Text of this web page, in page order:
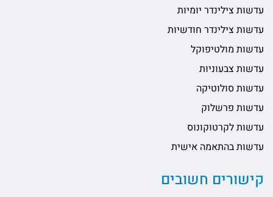
עדשות צילינדר יומיות
עדשות צילינדר חודשיות
עדשות מולטיפוקל
עדשות צבעוניות
עדשות סולוטיקה
עדשות פרשלוק
עדשות לקרטוקונוס
עדשות בהתאמה אישית
קישורים חשובים